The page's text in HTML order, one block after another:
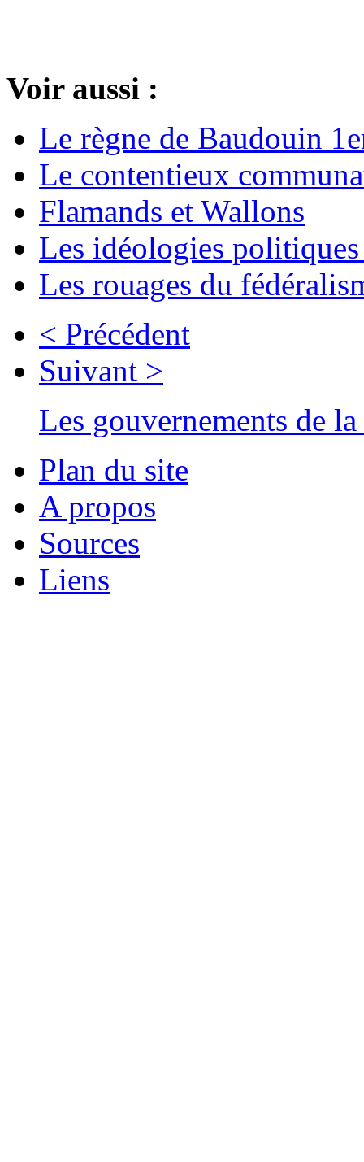
Voir aussi :
Le règne de Baudouin
Le contentieux
Flamands et Wallons
Les idéologies
Les rouages du
< Précédent
Suivant >
Les gouvernements de
Plan du site
A propos
Sources
Liens